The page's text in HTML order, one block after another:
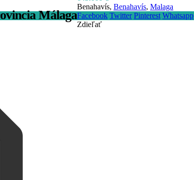
Málaga
Benahavís, Benahavís, Malaga
Facebook Twitter Pinterest Whatsapp
Zdieľať